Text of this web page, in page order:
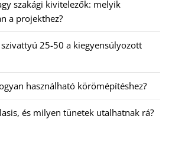
szakági kivitelezők: melyik
a projekthez?
25-50 a kiegyensúlyozott
használható körömépítéshez?
és milyen tünetek utalhatnak rá?